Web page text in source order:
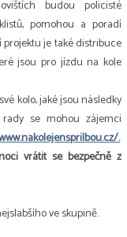
budou policisté
pomohou a poradí
je také distribuce
jsou pro jízdu na kole
kolo, jaké jsou následky
se mohou zájemci
.
vrátit se bezpečně z
ve skupině.